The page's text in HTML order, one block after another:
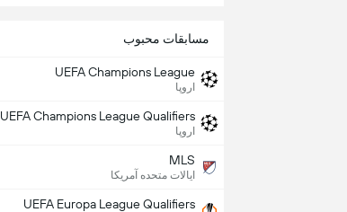
مسابقات محبوب
UEFA Champions League
اروپا
UEFA Champions League Qualifiers
اروپا
MLS
ایالات متحده آمریکا
UEFA Europa League Qualifiers